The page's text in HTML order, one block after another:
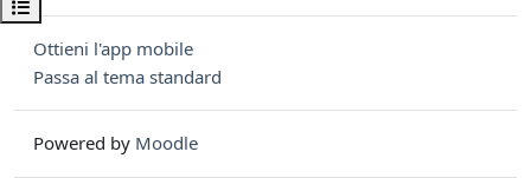
Apri indice del corso
Ottieni l'app mobile
Passa al tema standard
Powered by Moodle